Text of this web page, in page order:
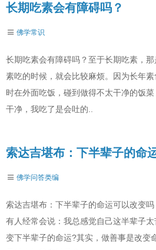
长期吃素会有障碍吗？
佛学常识
长期吃素会有障碍吗？至于长期吃素，
素吃的时候，就会比较麻烦。因为长年
时在外面吃饭，碰到做得不太干净的饭
干净，我吃了是会吐的..
索达吉堪布：下半辈子的命
佛学问答类编
索达吉堪布：下半辈子的命运可以改变
有人经常会说：我总感觉自己这半辈子
变下半辈子的命运?其实，做善事是改变